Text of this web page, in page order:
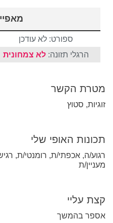
ספורט: לא עודכן
הרגלי תזונה: לא צמחונית
מטרת הקשר
זוגיות, סטוץ
תכונות האופי שלי
רגוע/ה, אכפתי/ת, רומנטי/ת,
מעניין/ת
קצת עליי
אספר בהמשך